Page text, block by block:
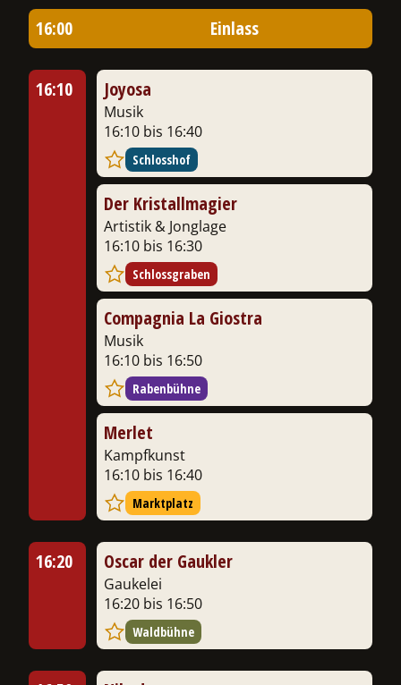
16:00 Einlass
16:10 Joyosa
Musik
16:10 bis 16:40
Schlosshof
Der Kristallmagier
Artistik & Jonglage
16:10 bis 16:30
Schlossgraben
Compagnia La Giostra
Musik
16:10 bis 16:50
Rabenbühne
Merlet
Kampfkunst
16:10 bis 16:40
Marktplatz
16:20 Oscar der Gaukler
Gaukelei
16:20 bis 16:50
Waldbühne